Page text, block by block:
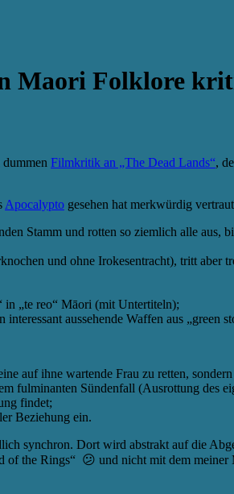
Maori Folklore
Filmkritik an „The Dead Lands“,
Apocalypto gesehen hat merkwürdig
Stamm und rotten so ziemlich alle aus,
und ohne Irokesentracht), tritt aber
in „te reo“ Māori (mit Untertiteln);
aussehende Waffen aus „green
auf ihne wartende Frau zu retten,
fulminanten Sündenfall (Ausrottung des
findet;
Beziehung ein.
synchron. Dort wird abstrakt auf die
the Rings“ 😕 und nicht mit dem